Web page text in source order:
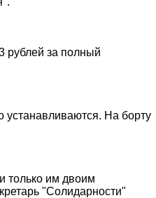
рублей за полный
устанавливаются. На борту
только им двоим
"Солидарности"